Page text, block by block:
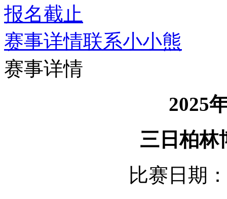
报名截止
赛事详情联系小小熊
赛事详情
2025
三日柏林
比赛日期